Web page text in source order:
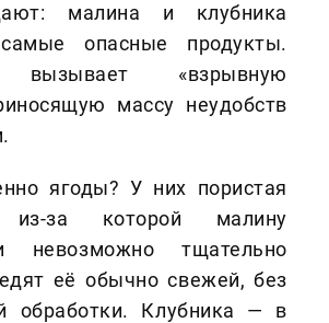
малина и клубника
опасные продукты.
вызывает «взрывную
массу неудобств
ягоды? У них пористая
из-за которой малину
невозможно тщательно
её обычно свежей, без
обработки. Клубника — в